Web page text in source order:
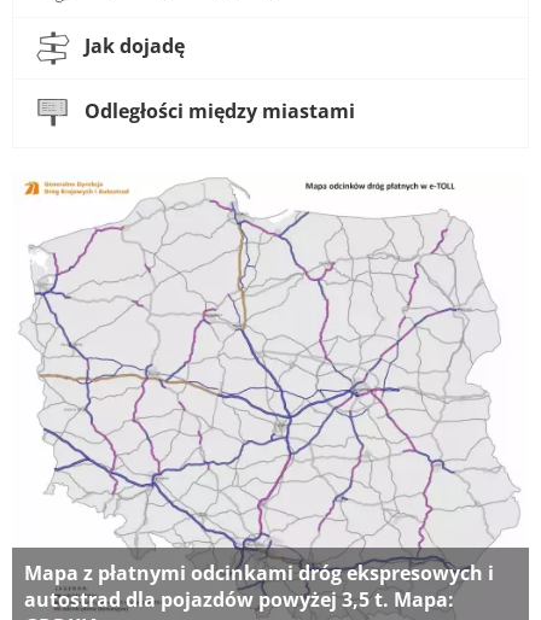
Jak dojadę
Odległości między miastami
Mapa z płatnymi odcinkami dróg ekspresowych i
autostrad dla pojazdów powyżej 3,5 t. Mapa: